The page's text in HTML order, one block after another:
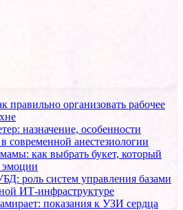
правильно организовать рабочее
назначение, особенности
современной анестезиологии
как выбрать букет, который
эмоции
роль систем управления базами
ИТ-инфраструктуре
показания к УЗИ сердца